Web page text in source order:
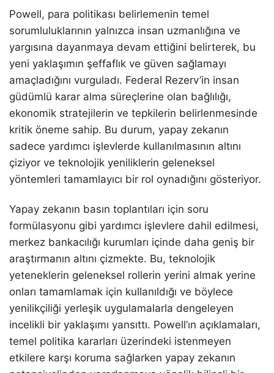
Powell, para politikası belirlemenin temel
sorumluluklarının yalnızca insan uzmanlığına ve
yargısına dayanmaya devam ettiğini belirterek, bu
yeni yaklaşımın şeffaflık ve güven sağlamayı
amaçladığını vurguladı. Federal Rezerv’in insan
güdümlü karar alma süreçlerine olan bağlılığı,
ekonomik stratejilerin ve tepkilerin belirlenmesinde
kritik öneme sahip. Bu durum, yapay zekanın
sadece yardımcı işlevlerde kullanılmasının altını
çiziyor ve teknolojik yeniliklerin geleneksel
yöntemleri tamamlayıcı bir rol oynadığını gösteriyor.
Yapay zekanın basın toplantıları için soru
formülasyonu gibi yardımcı işlevlere dahil edilmesi,
merkez bankacılığı kurumları içinde daha geniş bir
araştırmanın altını çizmekte. Bu, teknolojik
yeteneklerin geleneksel rollerin yerini almak yerine
onları tamamlamak için kullanıldığı ve böylece
yenilikçiliği yerleşik uygulamalarla dengeleyen
incelikli bir yaklaşımı yansıttı. Powell’ın açıklamaları,
temel politika kararları üzerindeki istenmeyen
etkilere karşı koruma sağlarken yapay zekanın